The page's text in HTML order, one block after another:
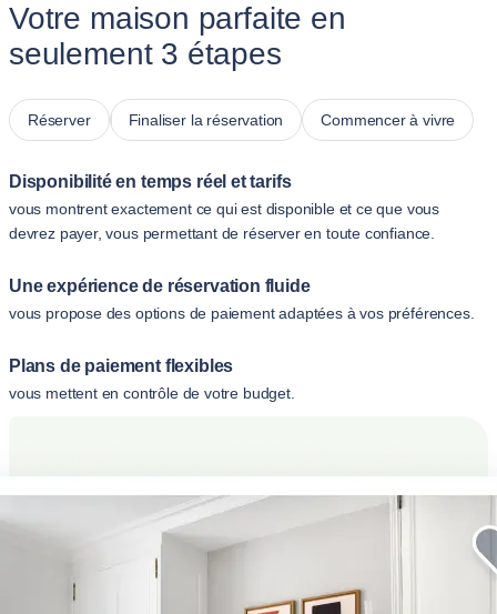
Votre maison parfaite en
seulement 3 étapes
Réserver Finaliser la réservation Commencer à vivre
Disponibilité en temps réel et tarifs
vous montrent exactement ce qui est disponible et ce que vous
devrez payer, vous permettant de réserver en toute confiance.
Une expérience de réservation fluide
vous propose des options de paiement adaptées à vos préférences.
Plans de paiement flexibles
vous mettent en contrôle de votre budget.